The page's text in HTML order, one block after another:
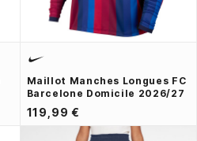
Maillot Manches Longues FC
Barcelone Domicile 2026/27
119,99 €